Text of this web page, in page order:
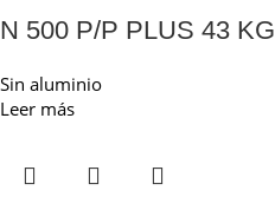
N 500 P/P PLUS 43 KG
Sin aluminio
Leer más